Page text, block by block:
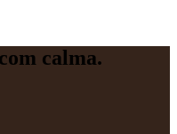
calma.